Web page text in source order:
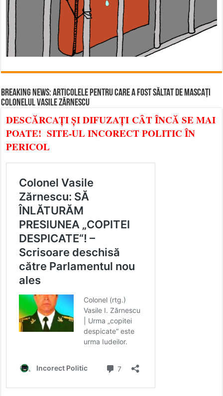
BREAKING NEWS: ARTICOLELE PENTRU CARE A FOST SĂLTAT DE MASCAȚI
COLONELUL VASILE ZĂRNESCU
DESCĂRCAȚI ȘI DIFUZAȚI CÂT ÎNCĂ SE MAI
POATE! SITE-UL INCORECT POLITIC ÎN
PERICOL